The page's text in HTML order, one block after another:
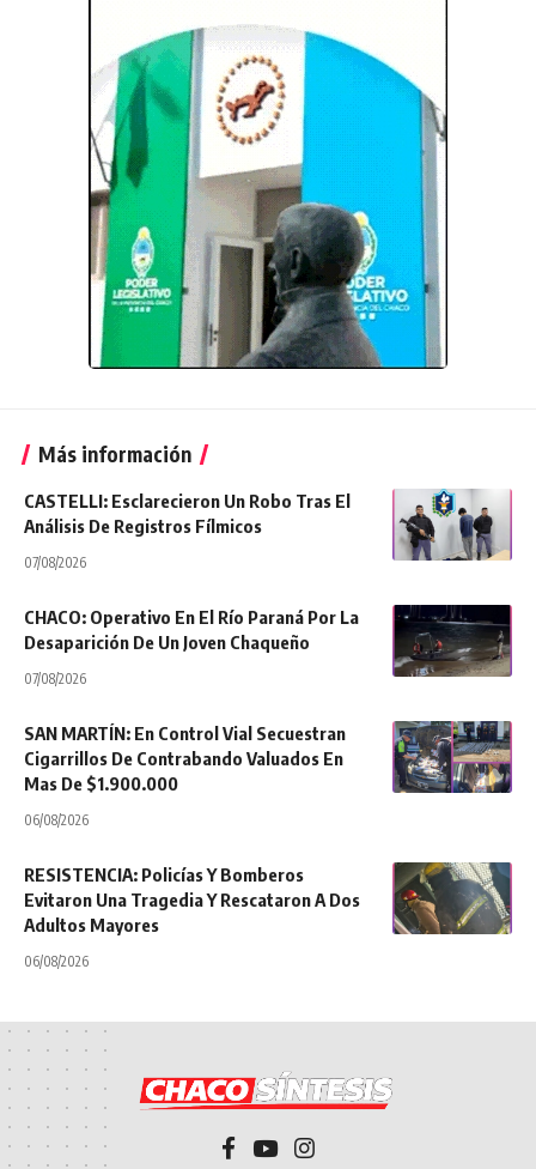
Más información
CASTELLI: Esclarecieron Un Robo Tras El
Análisis De Registros Fílmicos
07/08/2026
CHACO: Operativo En El Río Paraná Por La
Desaparición De Un Joven Chaqueño
07/08/2026
SAN MARTÍN: En Control Vial Secuestran
Cigarrillos De Contrabando Valuados En
Mas De $1.900.000
06/08/2026
RESISTENCIA: Policías Y Bomberos
Evitaron Una Tragedia Y Rescataron A Dos
Adultos Mayores
06/08/2026